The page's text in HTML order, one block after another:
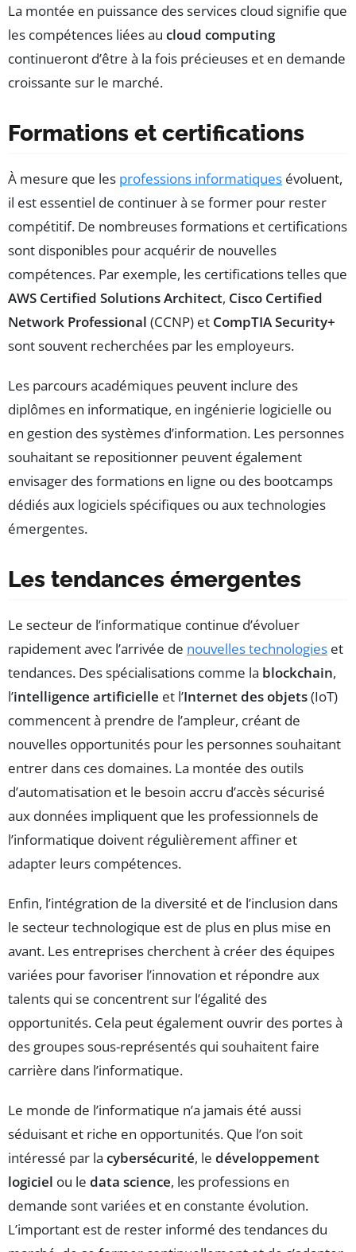
La montée en puissance des services cloud signifie que
les compétences liées au cloud computing
continueront d’être à la fois précieuses et en demande
croissante sur le marché.
Formations et certifications
À mesure que les professions informatiques évoluent,
il est essentiel de continuer à se former pour rester
compétitif. De nombreuses formations et certifications
sont disponibles pour acquérir de nouvelles
compétences. Par exemple, les certifications telles que
AWS Certified Solutions Architect, Cisco Certified
Network Professional (CCNP) et CompTIA Security+
sont souvent recherchées par les employeurs.
Les parcours académiques peuvent inclure des
diplômes en informatique, en ingénierie logicielle ou
en gestion des systèmes d’information. Les personnes
souhaitant se repositionner peuvent également
envisager des formations en ligne ou des bootcamps
dédiés aux logiciels spécifiques ou aux technologies
émergentes.
Les tendances émergentes
Le secteur de l’informatique continue d’évoluer
rapidement avec l’arrivée de nouvelles technologies et
tendances. Des spécialisations comme la blockchain,
l’intelligence artificielle et l’Internet des objets(IoT)
commencent à prendre de l’ampleur, créant de
nouvelles opportunités pour les personnes souhaitant
entrer dans ces domaines. La montée des outils
d’automatisation et le besoin accru d’accès sécurisé
aux données impliquent que les professionnels de
l’informatique doivent régulièrement affiner et
adapter leurs compétences.
Enfin, l’intégration de la diversité et de l’inclusion dans
le secteur technologique est de plus en plus mise en
avant. Les entreprises cherchent à créer des équipes
variées pour favoriser l’innovation et répondre aux
talents qui se concentrent sur l’égalité des
opportunités. Cela peut également ouvrir des portes à
des groupes sous-représentés qui souhaitent faire
carrière dans l’informatique.
Le monde de l’informatique n’a jamais été aussi
séduisant et riche en opportunités. Que l’on soit
intéressé par la cybersécurité, le développement
logiciel ou le data science, les professions en
demande sont variées et en constante évolution.
L’important est de rester informé des tendances du